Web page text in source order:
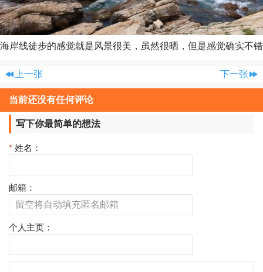
海岸线徒步的感觉就是风景很美，虽然很晒，但是感觉确实不错
上一张 下一张
当前还没有任何评论
写下你最简单的想法
* 姓名：
邮箱：
个人主页：